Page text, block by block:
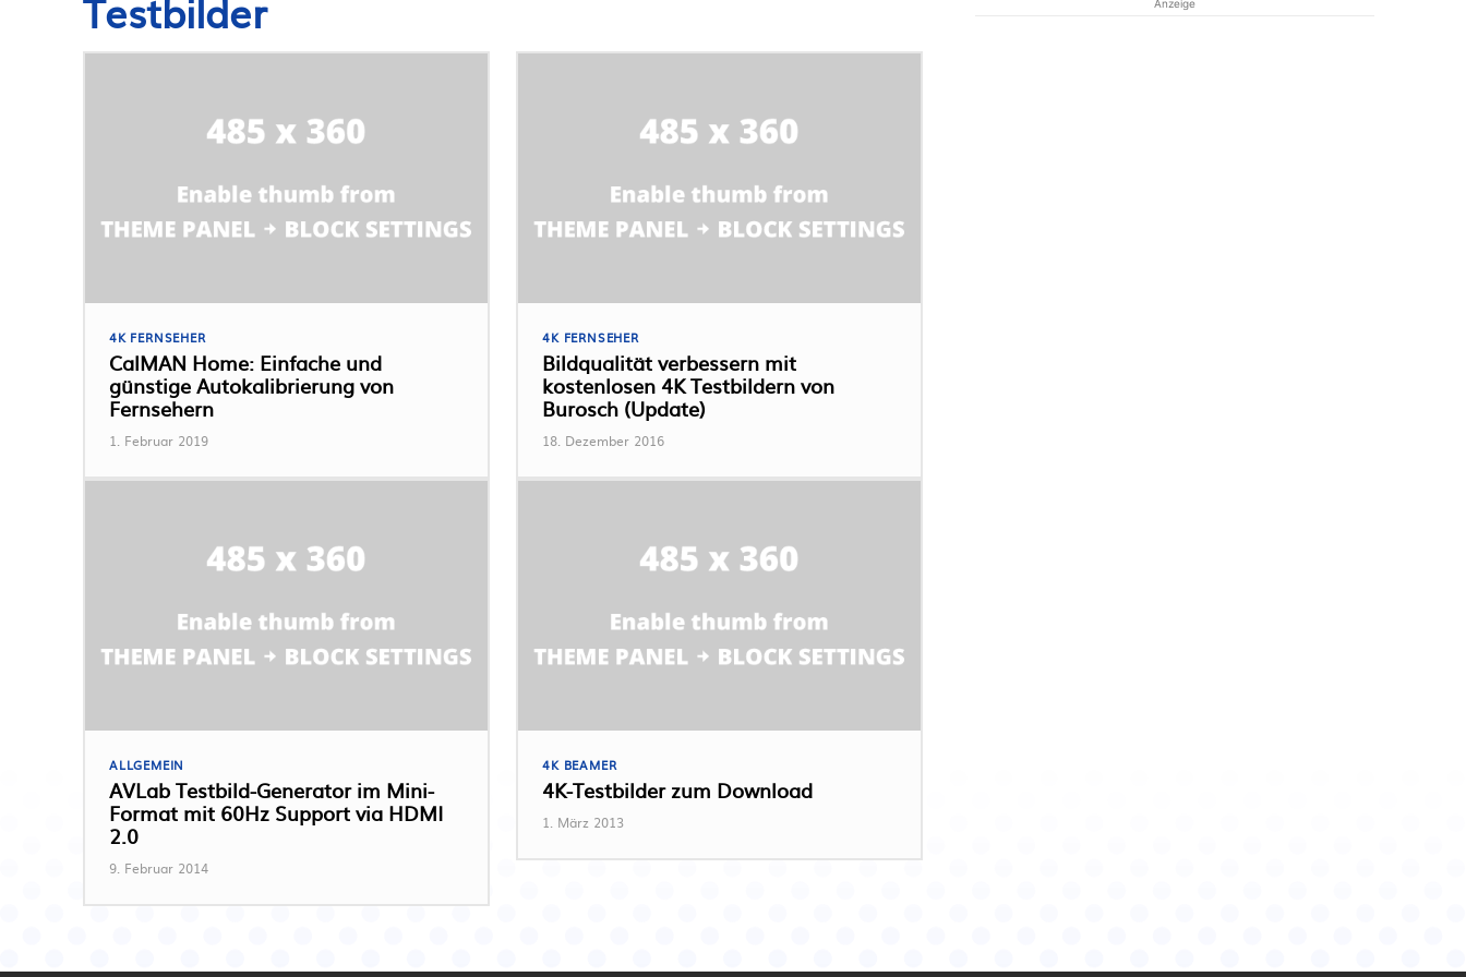
4K FERNSEHER
CalMAN Home: Einfache und
günstige Autokalibrierung von
Fernsehern
1. Februar 2019
4K FERNSEHER
Bildqualität verbessern mit
kostenlosen 4K Testbildern von
Burosch (Update)
18. Dezember 2016
ALLGEMEIN
AVLab Testbild-Generator im Mini-
Format mit 60Hz Support via HDMI
2.0
9. Februar 2014
4K BEAMER
4K-Testbilder zum Download
1. März 2013
Anzeige